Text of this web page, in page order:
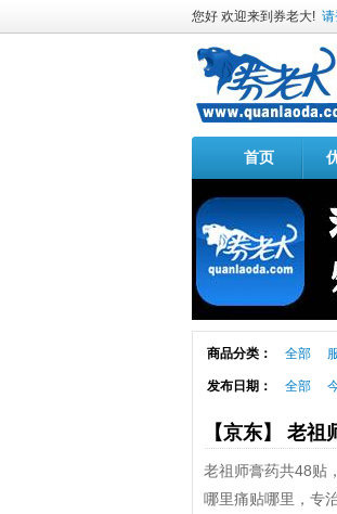
您好 欢迎来到券老大!
首页
商品分类： 全部
发布日期： 全部
【京东】 老
老祖师膏药共48贴
哪里痛贴哪里，专